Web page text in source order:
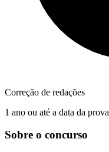
Correção de redações
1 ano ou até a data da prova
Sobre o concurso